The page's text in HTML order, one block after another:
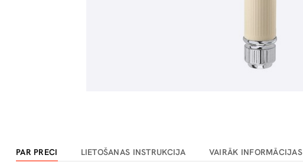
PAR PRECI LIETOŠANAS INSTRUKCIJA VAIRĀK INFORMĀCIJAS